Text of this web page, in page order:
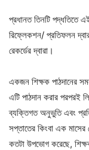
প্রধানত তিনটি পদ্ধতিতে
রিফ্লেকশন/ প্রতিফলন
রেকর্ডের দ্বারা।
একজন শিক্ষক পাঠদানের
এটি পাঠদান করার পরপরই
ব্যক্তিগত অনুভুতি এবং
সপ্তাতের কিংবা এক
কতটা উপভোগ করেছে,